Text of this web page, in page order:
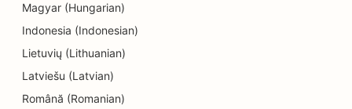
SEO pre zábavu a rekreáciu
SEO pre únikové miestnosti
EO pre etnické reštaurácie
Magyar (Hungarian)
Indonesia (Indonesian)
Lietuvių (Lithuanian)
Latviešu (Latvian)
Română (Romanian)